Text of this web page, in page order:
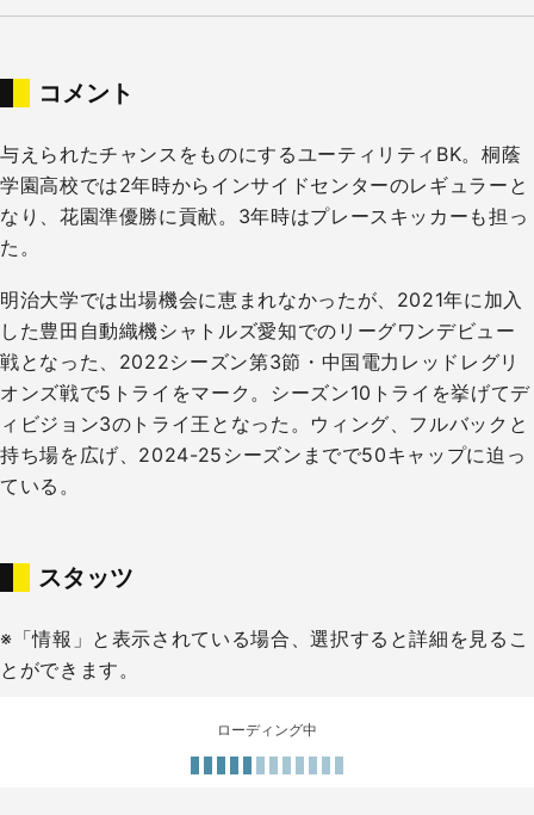
コメント
与えられたチャンスをものにするユーティリティBK。桐蔭
学園高校では2年時からインサイドセンターのレギュラーと
なり、花園準優勝に貢献。3年時はプレースキッカーも担っ
た。
明治大学では出場機会に恵まれなかったが、2021年に加入
した豊田自動織機シャトルズ愛知でのリーグワンデビュー
戦となった、2022シーズン第3節・中国電力レッドレグリ
オンズ戦で5トライをマーク。シーズン10トライを挙げてデ
ィビジョン3のトライ王となった。ウィング、フルバックと
持ち場を広げ、2024-25シーズンまでで50キャップに迫っ
ている。
スタッツ
※「情報」と表示されている場合、選択すると詳細を見るこ
とができます。